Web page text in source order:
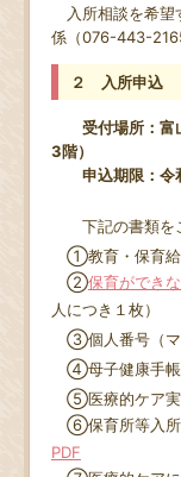
入所相談を希望
係（076-443-
２ 入所申込
受付場所：
3階）
申込期限：
下記の書類をこ
①教育・保育給
②保育ができ
人につき１枚）
③個人番号（マ
④母子健康手帳
⑤医療的ケア実
⑥保育所等入所
PDF